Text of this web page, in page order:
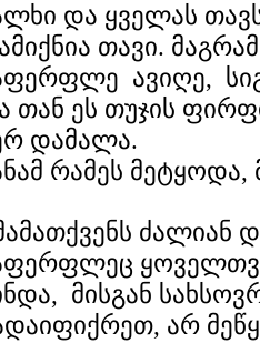
და ყველას თავს
თავი.
ავიღე,
თან ეს თუჯის
დამალა.
რამეს მეტყოდა,
ძალიან
მისგან
არ